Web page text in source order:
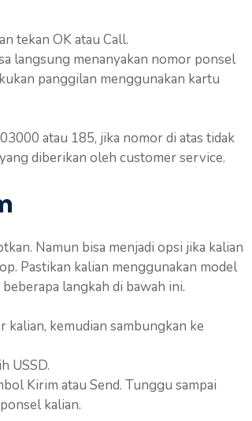
tekan OK atau Call.
langsung menanyakan nomor ponsel
panggilan menggunakan kartu
atau 185, jika nomor di atas tidak
diberikan oleh customer service.
Namun bisa menjadi opsi jika kalian
Pastikan kalian menggunakan model
langkah di bawah ini.
kemudian sambungkan ke
USSD.
Kirim atau Send. Tunggu sampai
kalian.